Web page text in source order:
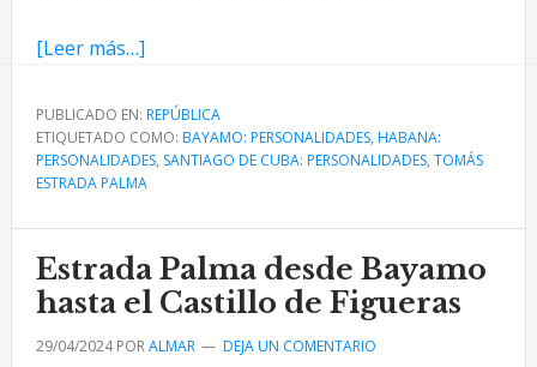
[Leer más…]acerca
Estrada
Palma
desde
hasta
la
gloria
PUBLICADO EN: REPÚBLICA
ETIQUETADO COMO: BAYAMO: PERSONALIDADES, HABANA:
PERSONALIDADES, SANTIAGO DE CUBA: PERSONALIDADES, TOMÁS
ESTRADA PALMA
Estrada Palma desde Bayamo
hasta el Castillo de Figueras
29/04/2024PORALMAR DEJA UN COMENTARIO